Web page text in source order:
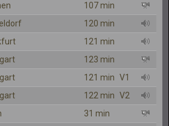
107 min
120 min
121 min
123 min
121 min V1
122 min V2
31 min